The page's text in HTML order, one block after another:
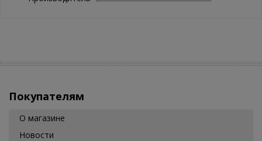
Покупателям
О магазине
Новости